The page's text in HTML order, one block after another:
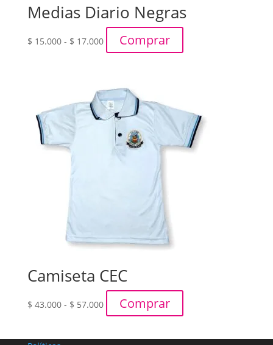
Medias Diario Negras
$ 15.000 - $ 17.000 Rango
de
$ 15.000
hasta
$ 17.000
Comprar
Camiseta CEC
$ 43.000 - $ 57.000 Rango
de
desde
Comprar